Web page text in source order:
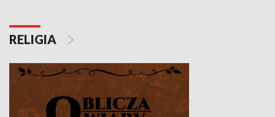
RELIGIA